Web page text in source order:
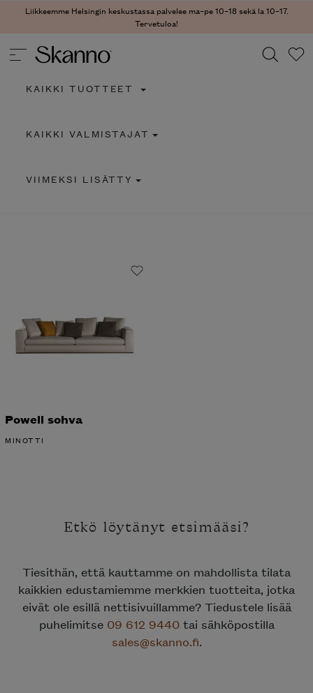
Liikkeemme Helsingin keskustassa palvelee ma–pe 10–18 sekä la 10–17.
Tervetuloa!
Type 2 or more characters for results.
KAIKKI TUOTTEET
KAIKKI VALMISTAJAT
VIIMEKSI LISÄTTY
Powell sohva
Etkö löytänyt etsimääsi?
Tiesithän, että kauttamme on mahdollista tilata
kaikkien edustamiemme merkkien tuotteita, jotka
eivät ole esillä nettisivuillamme? Tiedustele lisää
puhelimitse
09 612 9440tai sähköpostilla
sales@skanno.fi .